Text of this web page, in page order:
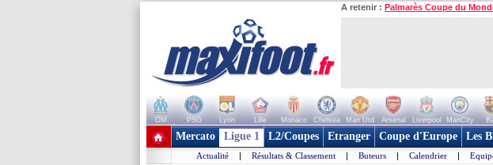
A retenir : Palmarès Coupe du
OM PSG Lyon Lille Monaco Chelsea Man Utd Arsenal Liverpool ManCity
+ de clubs
Mercato Ligue 1 L2/Coupes Etranger Coupe d'Europe Les
Actualité | Résultats & Classement | Buteurs | Calendrier |